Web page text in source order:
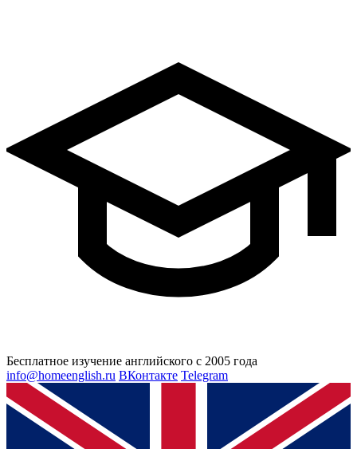
Бесплатное изучение английского с 2005 года
info@homeenglish.ru ВКонтакте Telegram